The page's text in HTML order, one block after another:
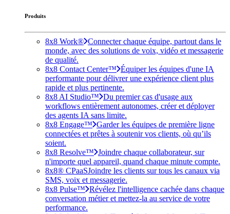
Produits
8x8 Work® Connecter chaque équipe, partout dans le
monde, avec des solutions de voix, vidéo et messagerie
de qualité.
8x8 Contact Center™ Équiper les équipes d'une IA
performante pour délivrer une expérience client plus
rapide et plus pertinente.
8x8 AI Studio™ Du premier cas d'usage aux
workflows entièrement autonomes, créer et déployer
des agents IA sans limite.
8x8 Engage™ Garder les équipes de première ligne
connectées et prêtes à soutenir vos clients, où qu’ils
soient.
8x8 Resolve™ Joindre chaque collaborateur, sur
n'importe quel appareil, quand chaque minute compte.
8x8® CPaaSJoindre les clients sur tous les canaux via
SMS, voix et messagerie.
8x8 Pulse™ Révélez l'intelligence cachée dans chaque
conversation métier et mettez-la au service de votre
performance.